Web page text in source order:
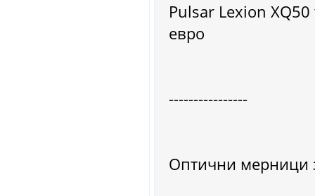
Pulsar Lexion
евро
----------------
Оптични мерници